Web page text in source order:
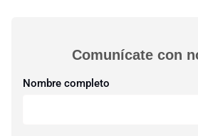
Comunícate con
Nombre completo